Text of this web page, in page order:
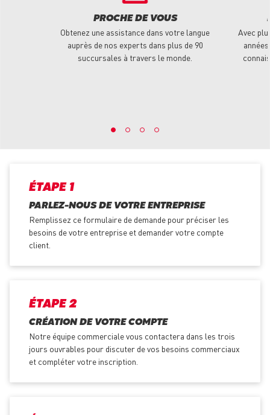
PROCHE DE VOUS
Obtenez une assistance dans votre langue
auprès de nos experts dans plus de 90
succursales à travers le monde.
Avec
ÉTAPE 1
PARLEZ-NOUS DE VOTRE ENTREPRISE
Remplissez ce formulaire de demande pour préciser les
besoins de votre entreprise et demander votre compte
client.
ÉTAPE 2
CRÉATION DE VOTRE COMPTE
Notre équipe commerciale vous contactera dans les trois
jours ouvrables pour discuter de vos besoins commerciaux
et compléter votre inscription.